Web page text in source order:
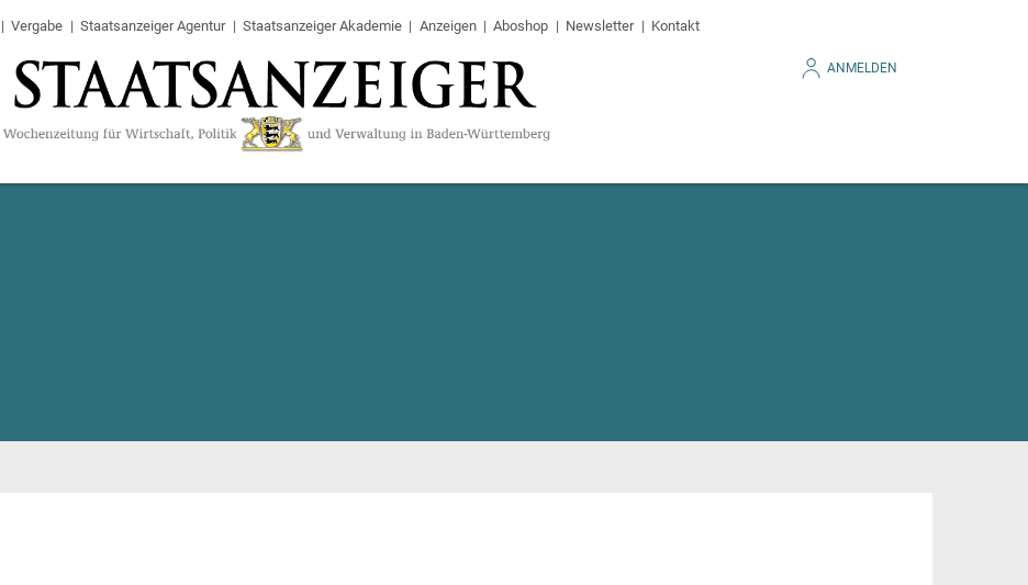
Vergabe Staatsanzeiger Agentur Staatsanzeiger Akademie Anzeigen Aboshop Newsletter Kontakt
ANMELDEN